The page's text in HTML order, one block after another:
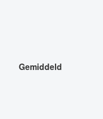
Gemiddeld